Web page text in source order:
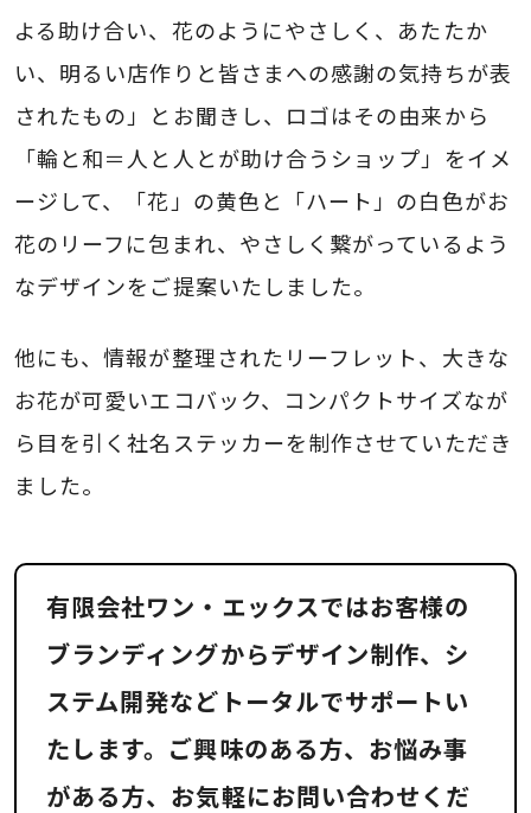
よる助け合い、花のようにやさしく、あたたか
い、明るい店作りと皆さまへの感謝の気持ちが表
されたもの」とお聞きし、ロゴはその由来から
「輪と和＝人と人とが助け合うショップ」をイメ
ージして、「花」の黄色と「ハート」の白色がお
花のリーフに包まれ、やさしく繋がっているよう
なデザインをご提案いたしました。
他にも、情報が整理されたリーフレット、大きな
お花が可愛いエコバック、コンパクトサイズなが
ら目を引く社名ステッカーを制作させていただき
ました。
有限会社ワン・エックスではお客様の
ブランディングからデザイン制作、シ
ステム開発などトータルでサポートい
たします。ご興味のある方、お悩み事
がある方、お気軽にお問い合わせくだ